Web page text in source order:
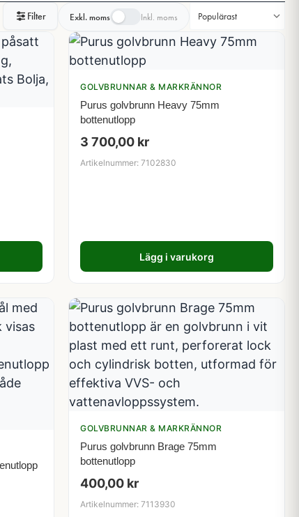
Filter Exkl. moms Inkl. moms
GOLVBRUNNAR & MARKRÄNNOR
Purus golvbrunn Heavy 75mm
bottenutlopp
3 700,00 kr
Artikelnummer: 7102830
Lägg i varukorg
GOLVBRUNNAR & MARKRÄNNOR
Purus golvbrunn Brage 75mm
bottenutlopp
400,00 kr
Artikelnummer: 7113930